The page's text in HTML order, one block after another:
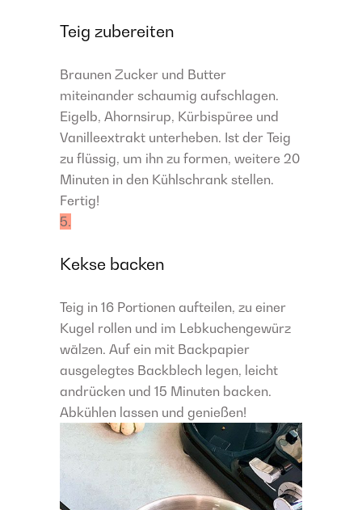
Teig zubereiten
Braunen Zucker und Butter
miteinander schaumig aufschlagen.
Eigelb, Ahornsirup, Kürbispüree und
Vanilleextrakt unterheben. Ist der Teig
zu flüssig, um ihn zu formen, weitere 20
Minuten in den Kühlschrank stellen.
Fertig!
5.
Kekse backen
Teig in 16 Portionen aufteilen, zu einer
Kugel rollen und im Lebkuchengewürz
wälzen. Auf ein mit Backpapier
ausgelegtes Backblech legen, leicht
andrücken und 15 Minuten backen.
Abkühlen lassen und genießen!